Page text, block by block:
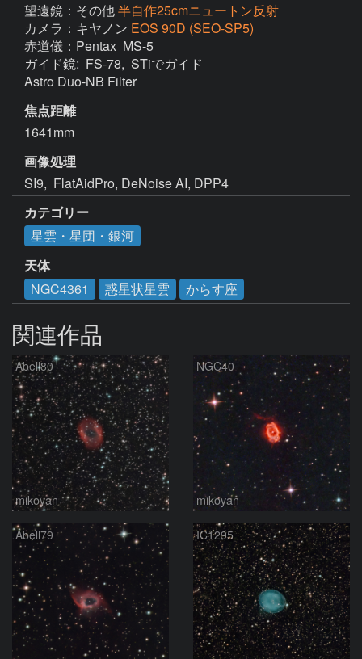
望遠鏡：その他半自作25cmニュートン反射
カメラ：キヤノン EOS 90D (SEO-SP5)
赤道儀：Pentax  MS-5
ガイド鏡:  FS-78,  STiでガイド
Astro Duo-NB Filter
焦点距離
1641mm
画像処理
SI9,  FlatAidPro, DeNoise AI, DPP4
カテゴリー
星雲・星団・銀河
天体
NGC4361
惑星状星雲 からす座
関連作品
Abell80
mikoyan
NGC40
mikoyan
Abell79 IC1295